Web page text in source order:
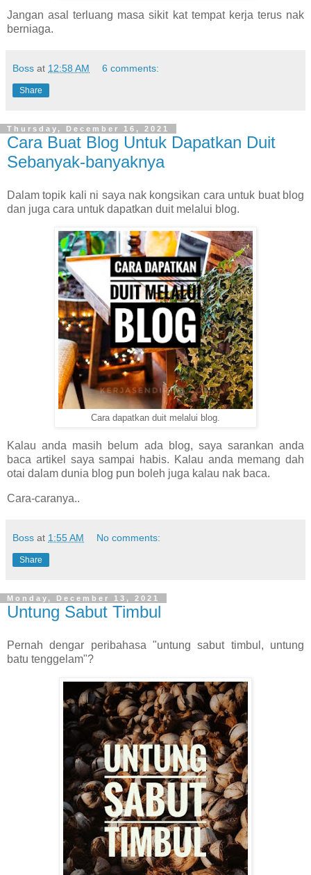
Jangan asal terluang masa sikit kat tempat kerja terus nak
berniaga.
Boss at 12:58 AM 6 comments:
Share
Thursday, December 16, 2021
Cara Buat Blog Untuk Dapatkan Duit
Sebanyak-banyaknya
Dalam topik kali ni saya nak kongsikan cara untuk buat blog
dan juga cara untuk dapatkan duit melalui blog.
Cara dapatkan duit melalui blog.
Kalau anda masih belum ada blog, saya sarankan anda
baca artikel saya sampai habis. Kalau anda memang dah
otai dalam dunia blog pun boleh juga kalau nak baca.
Cara-caranya..
Boss at 1:55 AM No comments:
Share
Monday, December 13, 2021
Untung Sabut Timbul
Pernah dengar peribahasa "untung sabut timbul, untung
batu tenggelam"?